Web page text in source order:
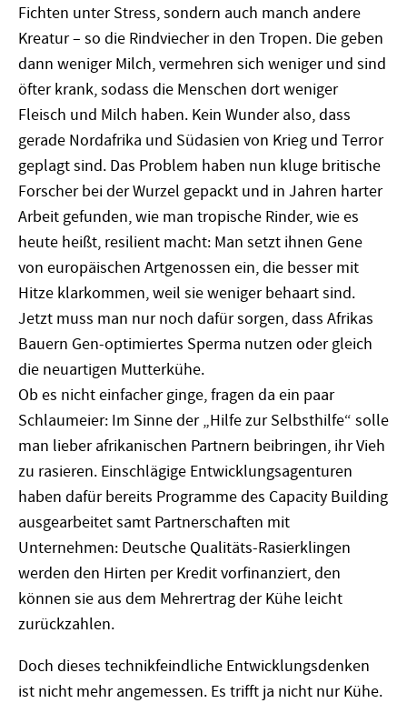
Fichten unter Stress, sondern auch manch andere
Kreatur – so die Rindviecher in den Tropen. Die geben
dann weniger Milch, vermehren sich weniger und sind
öfter krank, sodass die Menschen dort weniger
Fleisch und Milch haben. Kein Wunder also, dass
gerade Nordafrika und Südasien von Krieg und Terror
geplagt sind. Das Problem haben nun kluge britische
Forscher bei der Wurzel gepackt und in Jahren harter
Arbeit gefunden, wie man tropische Rinder, wie es
heute heißt, resilient macht: Man setzt ihnen Gene
von europäischen Artgenossen ein, die besser mit
Hitze klarkommen, weil sie weniger behaart sind.
Jetzt muss man nur noch dafür sorgen, dass Afrikas
Bauern Gen-optimiertes Sperma nutzen oder gleich
die neuartigen Mutterkühe.
Ob es nicht einfacher ginge, fragen da ein paar
Schlaumeier: Im Sinne der „Hilfe zur Selbsthilfe“ solle
man lieber afrikanischen Partnern beibringen, ihr Vieh
zu rasieren. Einschlägige Entwicklungsagenturen
haben dafür bereits Programme des Capacity Building
ausgearbeitet samt Partnerschaften mit
Unternehmen: Deutsche Qualitäts-Rasierklingen
werden den Hirten per Kredit vorfinanziert, den
können sie aus dem Mehrertrag der Kühe leicht
zurückzahlen.
Doch dieses technikfeindliche Entwicklungsdenken
ist nicht mehr angemessen. Es trifft ja nicht nur Kühe.